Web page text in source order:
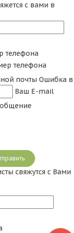
с вами в
телефона
телефона
почты Ошибка в
Ваш E-mail
свяжутся с Вами